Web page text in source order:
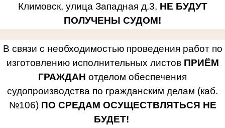
Климовск, улица Западная д.3, НЕ БУДУТ
ПОЛУЧЕНЫ СУДОМ!
В связи с необходимостью проведения работ по
изготовлению исполнительных листов ПРИЁМ
ГРАЖДАН отделом обеспечения
судопроизводства по гражданским делам (каб.
№106) ПО СРЕДАМ ОСУЩЕСТВЛЯТЬСЯ НЕ
БУДЕТ!